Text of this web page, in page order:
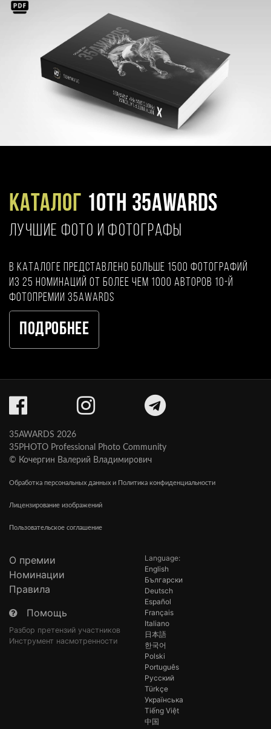
Каталог 10TH 35AWARDS
ЛУЧШИЕ ФОТО И ФОТОГРАФЫ
В каталоге представлено больше 1500 фотографий
из 25 номинаций от более чем 1000 авторов 10-й
фотопремии 35AWARDS
Подробнее
35AWARDS 2026
35PHOTO Professional Photo Community
© Кочергин Валерий Владимирович
Обработка персональных данных и Политика конфиденциальности
Лицензирование изображений
Пользовательское соглашение
О премии
Номинации
Правила
Помощь
Разбор претензий участников
Инструмент насмотренности
Language:
English
Български
Deutsch
Español
Français
Italiano
日本語
한국어
Polski
Português
Русский
Türkçe
Українська
Tiếng Việt
中国